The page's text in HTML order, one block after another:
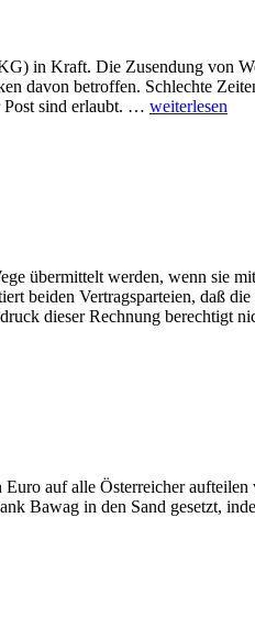
in Kraft. Die Zusendung von
davon betroffen. Schlechte
Post sind erlaubt. … weiterlesen
übermittelt werden, wenn sie
beiden Vertragsparteien, daß
dieser Rechnung berechtigt
auf alle Österreicher
Bawag in den Sand gesetzt,